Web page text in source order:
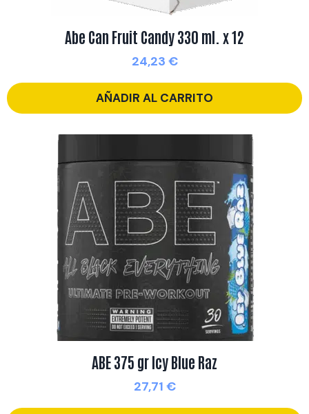
Abe Can Fruit Candy 330 ml. x 12
24,23 €
AÑADIR AL CARRITO
ABE 375 gr Icy Blue Raz
27,71 €